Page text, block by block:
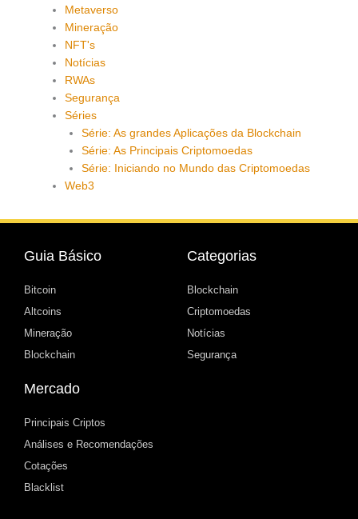
Metaverso
Mineração
NFT's
Notícias
RWAs
Segurança
Séries
Série: As grandes Aplicações da Blockchain
Série: As Principais Criptomoedas
Série: Iniciando no Mundo das Criptomoedas
Web3
Guia Básico
Bitcoin
Altcoins
Mineração
Blockchain
Categorias
Blockchain
Criptomoedas
Notícias
Segurança
Mercado
Principais Criptos
Análises e Recomendações
Cotações
Blacklist